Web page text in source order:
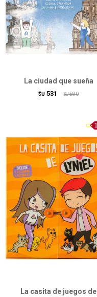
La ciudad que sueña
$U 531 $U 590
La casita de juegos de